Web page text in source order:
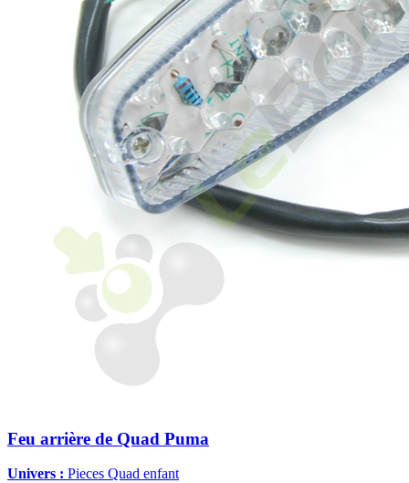
Feu arrière de Quad Puma
Univers : Pieces Quad enfant